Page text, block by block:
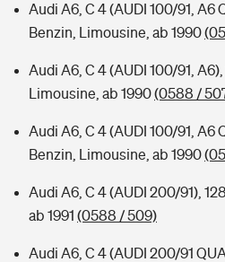
Typklassen: So ist Ihr Auto
Sie haben Fragen?
Audi A6, C 4 (AUDI 100/91, A6
Benzin, Limousine, ab 1990
Audi A6, C 4 (AUDI 100/91, A6),
Limousine, ab 1990(0588 /
Audi A6, C 4 (AUDI 100/91, A6
Benzin, Limousine, ab 1990
Audi A6, C 4 (AUDI 200/91),
ab 1991 (0588 / 509)
Audi A6, C 4 (AUDI 200/91